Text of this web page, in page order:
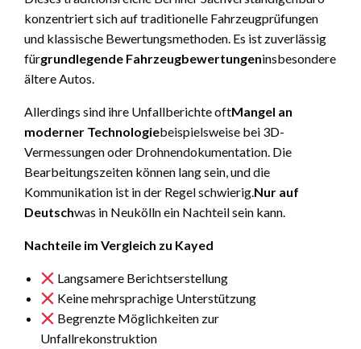
konzentriert sich auf traditionelle Fahrzeugprüfungen
und klassische Bewertungsmethoden. Es ist zuverlässig
fürgrundlegende Fahrzeugbewertungeninsbesondere
ältere Autos.
Allerdings sind ihre Unfallberichte oftMangel an
moderner Technologiebeispielsweise bei 3D-
Vermessungen oder Drohnendokumentation. Die
Bearbeitungszeiten können lang sein, und die
Kommunikation ist in der Regel schwierig.Nur auf
Deutschwas in Neukölln ein Nachteil sein kann.
Nachteile im Vergleich zu Kayed
Langsamere Berichtserstellung
Keine mehrsprachige Unterstützung
Begrenzte Möglichkeiten zur
Unfallrekonstruktion